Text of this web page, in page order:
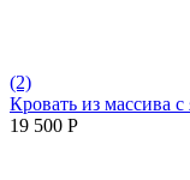
(2)
Кровать из массива
19 500 Р